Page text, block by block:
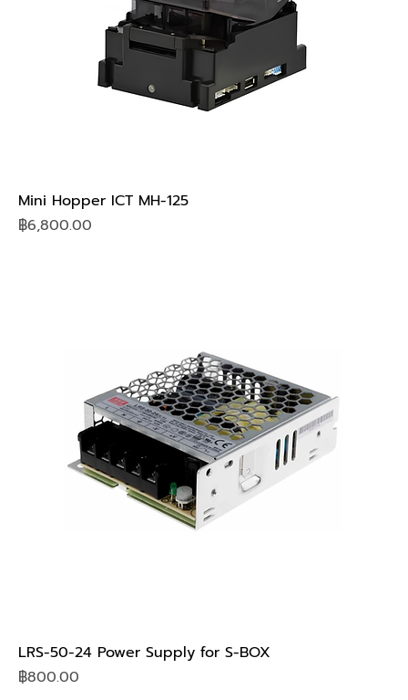
Mini Hopper ICT MH-125
Price
฿6,800.00
LRS-50-24 Power Supply for S-BOX
Price
฿800.00